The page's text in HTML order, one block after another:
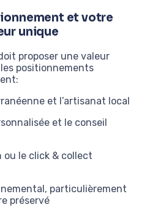
et votre
unique
proposer une valeur
positionnements
et l’artisanat local
et le conseil
ou le click & collect
particulièrement
préservé